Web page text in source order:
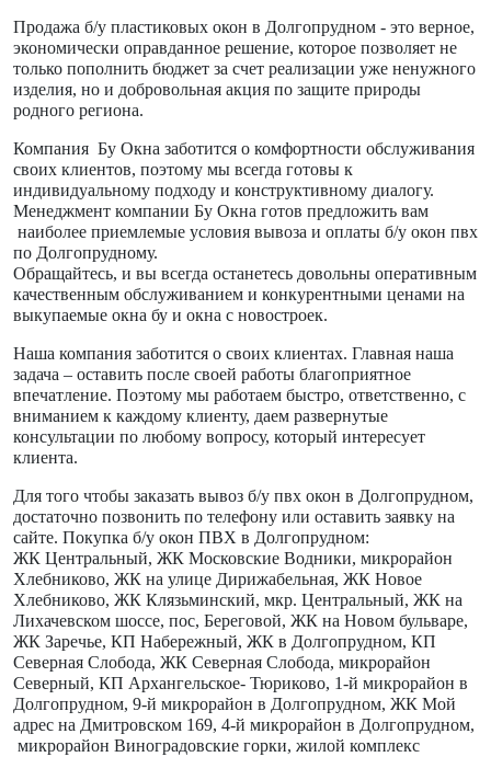
Продажа б/у пластиковых окон в Долгопрудном - это верное,
экономически оправданное решение, которое позволяет не
только пополнить бюджет за счет реализации уже ненужного
изделия, но и добровольная акция по защите природы
родного региона.
Компания Бу Окна заботится о комфортности обслуживания
своих клиентов, поэтому мы всегда готовы к
индивидуальному подходу и конструктивному диалогу.
Менеджмент компании Бу Окна готов предложить вам
наиболее приемлемые условия вывоза и оплаты б/у окон пвх
по Долгопрудному.
Обращайтесь, и вы всегда останетесь довольны оперативным
качественным обслуживанием и конкурентными ценами на
выкупаемые окна бу и окна с новостроек.
Наша компания заботится о своих клиентах. Главная наша
задача – оставить после своей работы благоприятное
впечатление. Поэтому мы работаем быстро, ответственно, с
вниманием к каждому клиенту, даем развернутые
консультации по любому вопросу, который интересует
клиента.
Для того чтобы заказать вывоз б/у пвх окон в Долгопрудном,
достаточно позвонить по телефону или оставить заявку на
сайте. Покупка б/у окон ПВХ в Долгопрудном:
ЖК Центральный, ЖК Московские Водники, микрорайон
Хлебниково, ЖК на улице Дирижабельная, ЖК Новое
Хлебниково, ЖК Клязьминский, мкр. Центральный, ЖК на
Лихачевском шоссе, пос, Береговой, ЖК на Новом бульваре,
ЖК Заречье, КП Набережный, ЖК в Долгопрудном, КП
Северная Слобода, ЖК Северная Слобода, микрорайон
Северный, КП Архангельское- Тюриково, 1-й микрорайон в
Долгопрудном, 9-й микрорайон в Долгопрудном, ЖК Мой
адрес на Дмитровском 169, 4-й микрорайон в Долгопрудном,
микрорайон Виноградовские горки, жилой комплекс